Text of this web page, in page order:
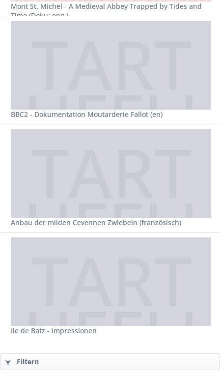
Mont St. Michel - A Medieval Abbey Trapped by Tides and
Time (Doku; eng.)
BBC2 - Dokumentation Moutarderie Fallot (en)
Anbau der milden Cevennen Zwiebeln (französisch)
Ile de Batz - Impressionen
Filtern